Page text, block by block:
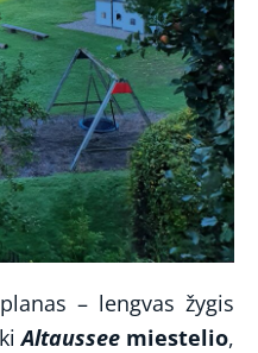
– lengvas žygis
Altaussee miestelio,